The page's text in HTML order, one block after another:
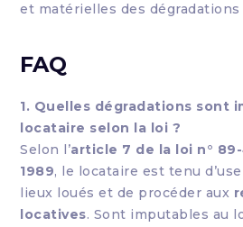
et matérielles des dégradations
FAQ
1. Quelles dégradations sont
locataire selon la loi ?
Selon l’article 7 de la loi n°
1989, le locataire est tenu
lieux loués et de procéder aux
locatives. Sont imputables au